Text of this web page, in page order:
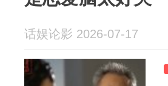
话娱论影 2026-07-17